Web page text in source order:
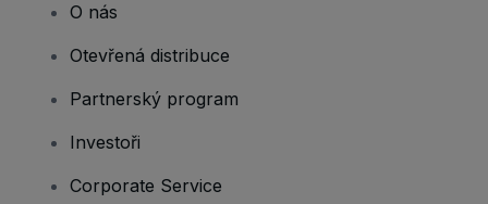
O nás
Otevřená distribuce
Partnerský program
Investoři
Corporate Service